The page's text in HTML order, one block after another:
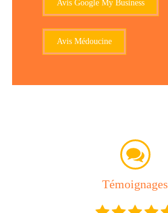
Avis Google My Business
Avis Médoucine
Témoignages